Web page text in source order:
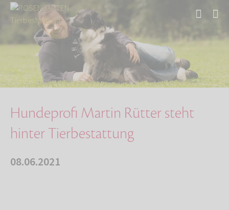
Über uns
Aktuelles
Hundeprofi Martin Rütter steht hinter Tierbes…
Hundeprofi Martin Rütter steht
hinter Tierbestattung
08.06.2021